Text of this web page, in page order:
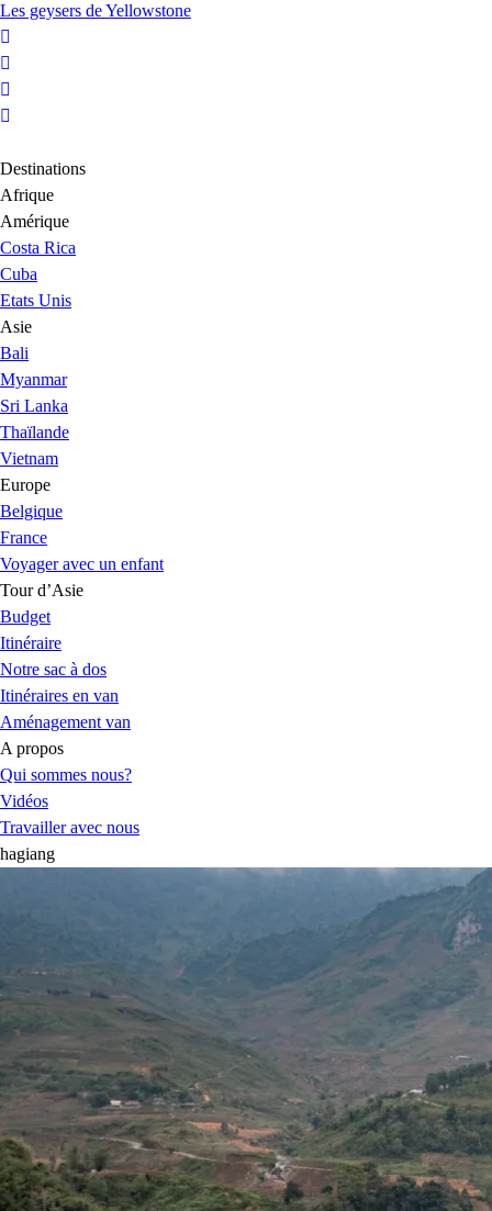
Les geysers de Yellowstone
Destinations
Afrique
Amérique
Costa Rica
Cuba
Etats Unis
Asie
Bali
Myanmar
Sri Lanka
Thaïlande
Vietnam
Europe
Belgique
France
Voyager avec un enfant
Tour d’Asie
Budget
Itinéraire
Notre sac à dos
Itinéraires en van
Aménagement van
A propos
Qui sommes nous?
Vidéos
Travailler avec nous
hagiang